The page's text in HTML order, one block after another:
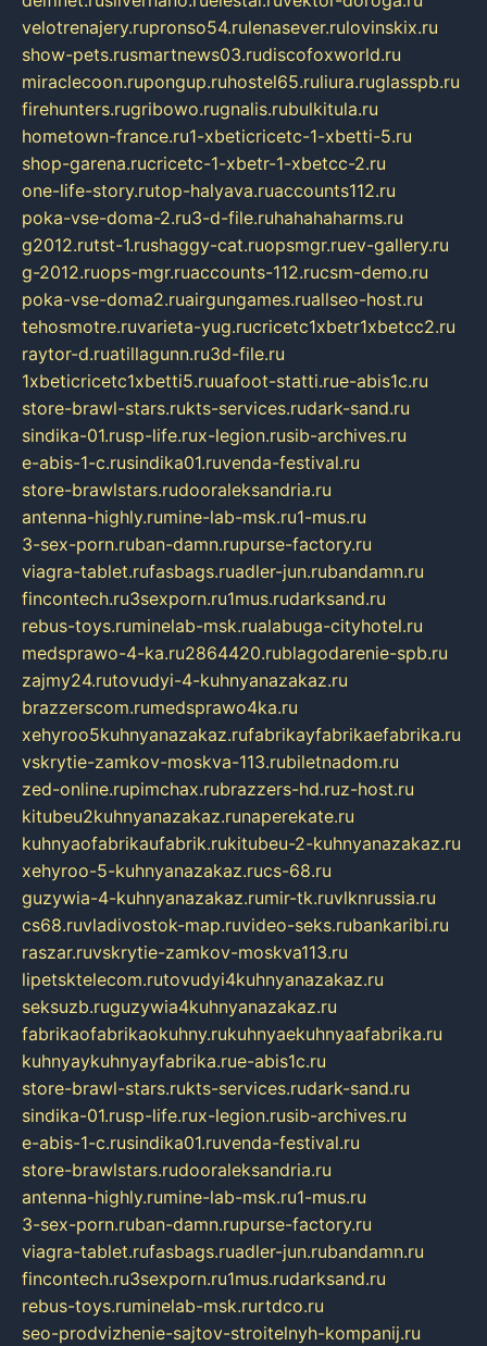
velotrenajery.rupronso54.rulenasever.rulovinskix.ru
show-pets.rusmartnews03.rudiscofoxworld.ru
miraclecoon.rupongup.ruhostel65.ruliura.ruglasspb.ru
firehunters.rugribowo.rugnalis.rubulkitula.ru
hometown-france.ru1-xbeticricetc-1-xbetti-5.ru
shop-garena.rucricetc-1-xbetr-1-xbetcc-2.ru
one-life-story.rutop-halyava.ruaccounts112.ru
poka-vse-doma-2.ru3-d-file.ruhahahaharms.ru
g2012.rutst-1.rushaggy-cat.ruopsmgr.ruev-gallery.ru
g-2012.ruops-mgr.ruaccounts-112.rucsm-demo.ru
poka-vse-doma2.ruairgungames.ruallseo-host.ru
tehosmotre.ruvarieta-yug.rucricetc1xbetr1xbetcc2.ru
raytor-d.ruatillagunn.ru3d-file.ru
1xbeticricetc1xbetti5.ruuafoot-statti.rue-abis1c.ru
store-brawl-stars.rukts-services.rudark-sand.ru
sindika-01.rusp-life.rux-legion.rusib-archives.ru
e-abis-1-c.rusindika01.ruvenda-festival.ru
store-brawlstars.rudooraleksandria.ru
antenna-highly.rumine-lab-msk.ru1-mus.ru
3-sex-porn.ruban-damn.rupurse-factory.ru
viagra-tablet.rufasbags.ruadler-jun.rubandamn.ru
fincontech.ru3sexporn.ru1mus.rudarksand.ru
rebus-toys.ruminelab-msk.rualabuga-cityhotel.ru
medsprawo-4-ka.ru2864420.rublagodarenie-spb.ru
zajmy24.rutovudyi-4-kuhnyanazakaz.ru
brazzerscom.rumedsprawo4ka.ru
xehyroo5kuhnyanazakaz.rufabrikayfabrikaefabrika.ru
vskrytie-zamkov-moskva-113.rubiletnadom.ru
zed-online.rupimchax.rubrazzers-hd.ruz-host.ru
kitubeu2kuhnyanazakaz.runaperekate.ru
kuhnyaofabrikaufabrik.rukitubeu-2-kuhnyanazakaz.ru
xehyroo-5-kuhnyanazakaz.rucs-68.ru
guzywia-4-kuhnyanazakaz.rumir-tk.ruvlknrussia.ru
cs68.ruvladivostok-map.ruvideo-seks.rubankaribi.ru
raszar.ruvskrytie-zamkov-moskva113.ru
lipetsktelecom.rutovudyi4kuhnyanazakaz.ru
seksuzb.ruguzywia4kuhnyanazakaz.ru
fabrikaofabrikaokuhny.rukuhnyaekuhnyaafabrika.ru
kuhnyaykuhnyayfabrika.rue-abis1c.ru
store-brawl-stars.rukts-services.rudark-sand.ru
sindika-01.rusp-life.rux-legion.rusib-archives.ru
e-abis-1-c.rusindika01.ruvenda-festival.ru
store-brawlstars.rudooraleksandria.ru
antenna-highly.rumine-lab-msk.ru1-mus.ru
3-sex-porn.ruban-damn.rupurse-factory.ru
viagra-tablet.rufasbags.ruadler-jun.rubandamn.ru
fincontech.ru3sexporn.ru1mus.rudarksand.ru
rebus-toys.ruminelab-msk.rurtdco.ru
seo-prodvizhenie-sajtov-stroitelnyh-kompanij.ru